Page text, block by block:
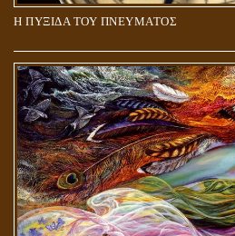
Η ΠΥΞΙΔΑ ΤΟΥ ΠΝΕΥΜΑΤΟΣ
ΑΠΟΣΤΟΛΟΣ ΠΑΥΛΟΣ: ΠΕΡΙ ΚΡΙΣΕΩΣ